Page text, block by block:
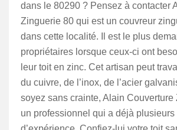
dans le 80290 ? Pensez à contacter
Zinguerie 80 qui est un couvreur
dans cette localité. Il est le plus
propriétaires lorsque ceux-ci ont
leur toit en zinc. Cet artisan peut
du cuivre, de l’inox, de l’acier
soyez sans crainte, Alain Couverture
un professionnel qui a déjà plusieurs